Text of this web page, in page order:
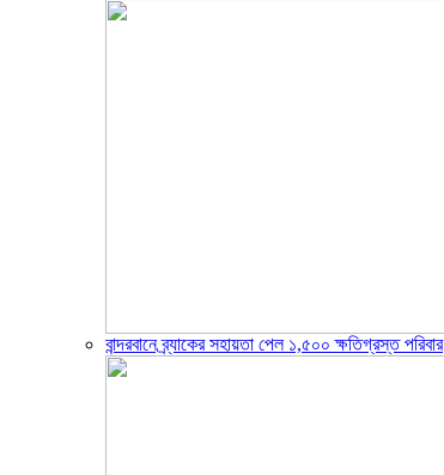
বান্দরবানে ব্র্যাকের সহায়তা পেল ১,৫০০ ক্ষতিগ্রস্ত পরিবার